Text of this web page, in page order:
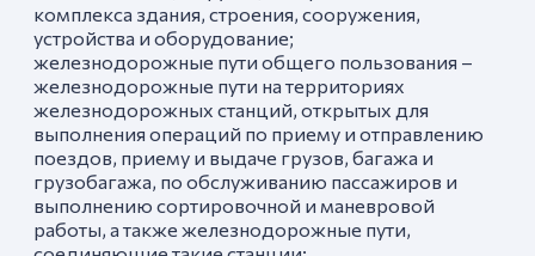
комплекса здания, строения, сооружения,
устройства и оборудование;
железнодорожные пути общего пользования –
железнодорожные пути на территориях
железнодорожных станций, открытых для
выполнения операций по приему и отправлению
поездов, приему и выдаче грузов, багажа и
грузобагажа, по обслуживанию пассажиров и
выполнению сортировочной и маневровой
работы, а также железнодорожные пути,